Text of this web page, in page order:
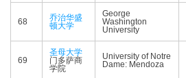
68
乔治华盛
顿大学
George
Washington
University
69
圣母大学
门多萨商
学院
University of Notre
Dame: Mendoza